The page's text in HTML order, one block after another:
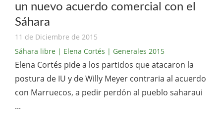
un nuevo acuerdo comercial con el
Sáhara
11 de Diciembre de 2015
Sáhara libre | Elena Cortés | Generales 2015
Elena Cortés pide a los partidos que atacaron la
postura de IU y de Willy Meyer contraria al acuerdo
con Marruecos, a pedir perdón al pueblo saharaui
...